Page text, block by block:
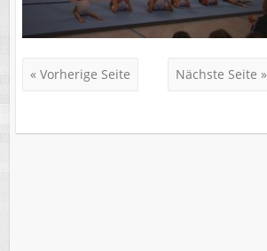
« Vorherige Seite Nächste Seite »